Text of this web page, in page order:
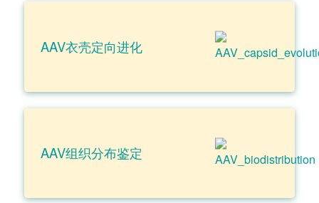
AAV衣壳定向进化
AAV组织分布鉴定